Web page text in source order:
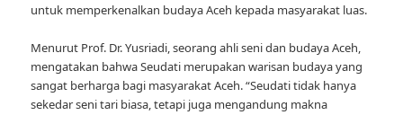
untuk memperkenalkan budaya Aceh kepada masyarakat luas.
Menurut Prof. Dr. Yusriadi, seorang ahli seni dan budaya Aceh,
mengatakan bahwa Seudati merupakan warisan budaya yang
sangat berharga bagi masyarakat Aceh. “Seudati tidak hanya
sekedar seni tari biasa, tetapi juga mengandung makna